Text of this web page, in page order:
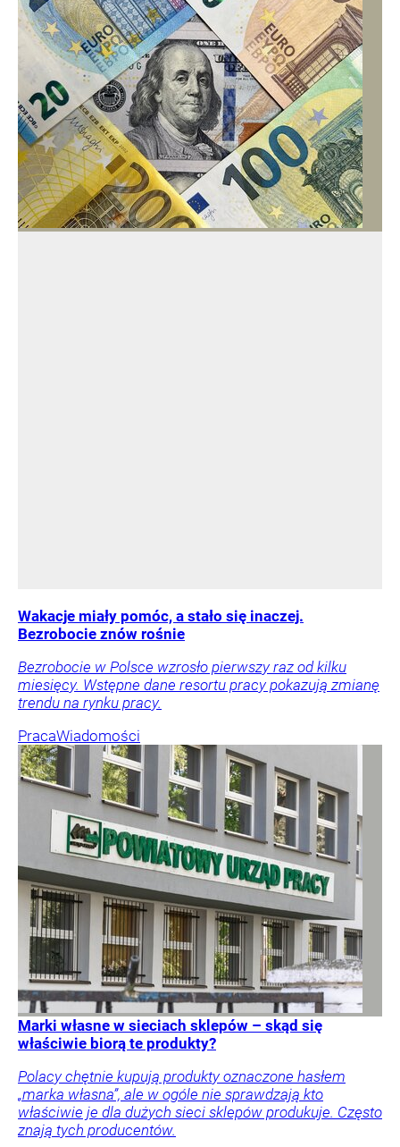
Wakacje miały pomóc, a stało się inaczej.
Bezrobocie znów rośnie
Bezrobocie w Polsce wzrosło pierwszy raz od kilku
miesięcy. Wstępne dane resortu pracy pokazują zmianę
trendu na rynku pracy.
PracaWiadomości
Marki własne w sieciach sklepów – skąd się
właściwie biorą te produkty?
Polacy chętnie kupują produkty oznaczone hasłem
„marka własna”, ale w ogóle nie sprawdzają kto
właściwie je dla dużych sieci sklepów produkuje. Często
znają tych producentów.